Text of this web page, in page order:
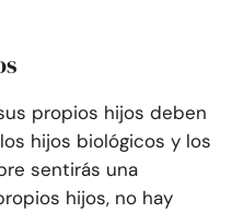
propios hijos deben
hijos biológicos y los
sentirás una
hijos, no hay